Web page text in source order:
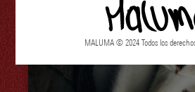
MALUMA © 2024 Todos los